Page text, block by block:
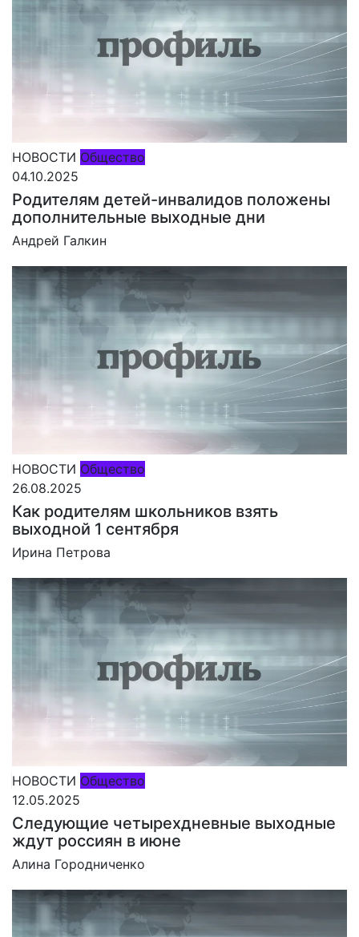
НОВОСТИ Общество
04.10.2025
Родителям детей-инвалидов положены
дополнительные выходные дни
Андрей Галкин
НОВОСТИ Общество
26.08.2025
Как родителям школьников взять
выходной 1 сентября
Ирина Петрова
НОВОСТИ Общество
12.05.2025
Следующие четырехдневные выходные
ждут россиян в июне
Алина Городниченко